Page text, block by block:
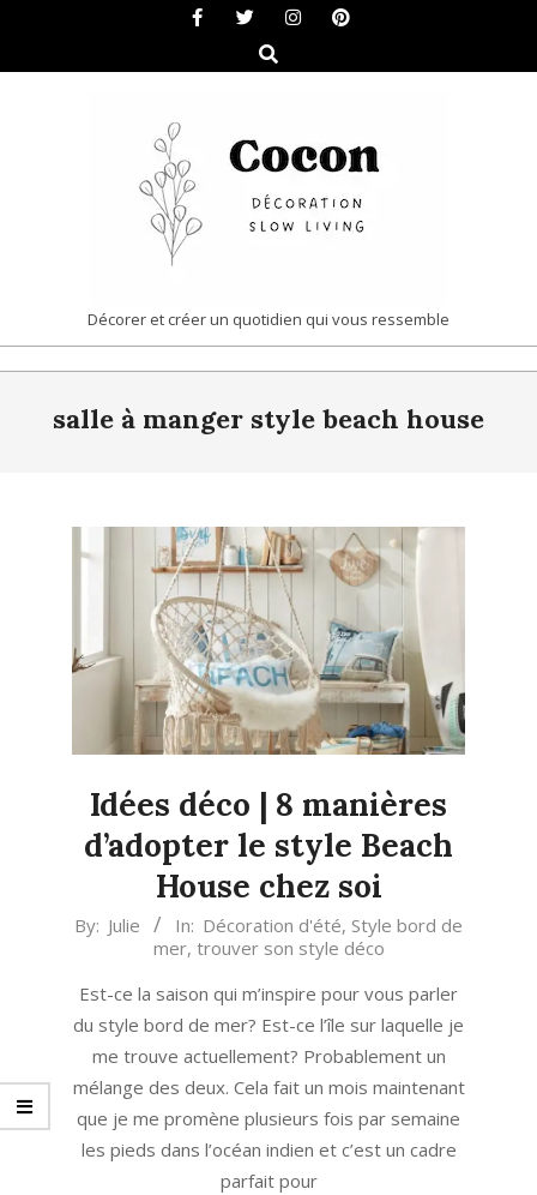
content
Search
COCON
|
DÉCORATION
LIVING
Décorer et créer un quotidien qui vous ressemble
Navigationsalle à manger style beach house
Idées déco | 8 manières
d’adopter le style Beach
House chez soi
2023-
27
By: Julie In: Décoration d'été, Style bord de
mer, trouver son style déco
Est-ce la saison qui m’inspire pour vous parler
du style bord de mer? Est-ce l’île sur laquelle je
me trouve actuellement? Probablement un
mélange des deux. Cela fait un mois maintenant
que je me promène plusieurs fois par semaine
les pieds dans l’océan indien et c’est un cadre
parfait pour